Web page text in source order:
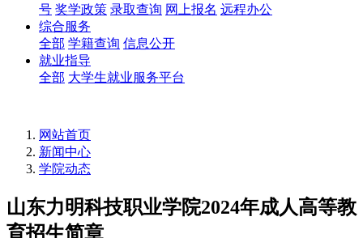
号 奖学政策 录取查询 网上报名 远程办公
综合服务
全部 学籍查询 信息公开
就业指导
全部 大学生就业服务平台
网站首页
新闻中心
学院动态
山东力明科技职业学院2024年成人高等教
育招生简章